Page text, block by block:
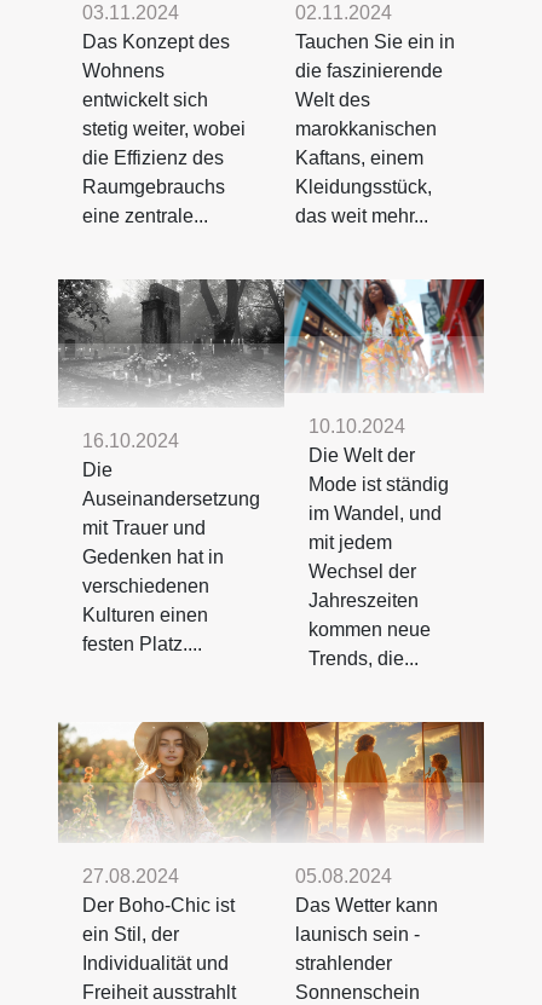
03.11.2024
Das Konzept des
Wohnens
entwickelt sich
stetig weiter, wobei
die Effizienz des
Raumgebrauchs
eine zentrale...
02.11.2024
Tauchen Sie ein in
die faszinierende
Welt des
marokkanischen
Kaftans, einem
Kleidungsstück,
das weit mehr...
16.10.2024
Die
Auseinandersetzung
mit Trauer und
Gedenken hat in
verschiedenen
Kulturen einen
festen Platz....
10.10.2024
Die Welt der
Mode ist ständig
im Wandel, und
mit jedem
Wechsel der
Jahreszeiten
kommen neue
Trends, die...
27.08.2024
Der Boho-Chic ist
ein Stil, der
Individualität und
Freiheit ausstrahlt
05.08.2024
Das Wetter kann
launisch sein -
strahlender
Sonnenschein